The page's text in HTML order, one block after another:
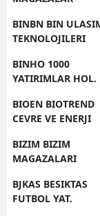
BINBN BIN
TEKNOLOJILERI
BINHO 1000
YATIRIMLAR HOL.
BIOEN BIOTREND
CEVRE VE ENERJI
BIZIM BIZIM
MAGAZALARI
BJKAS BESIKTAS
FUTBOL YAT.